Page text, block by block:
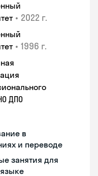
• 2022 г.
• 1996 г.
ДПО
в
и переводе
занятия для